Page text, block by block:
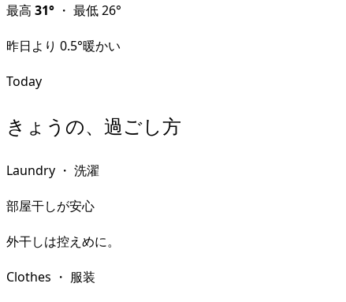
最高 31° ・ 最低26°
昨日より 0.5°暖かい
Today
きょうの、過ごし方
Laundry ・ 洗濯
部屋干しが安心
外干しは控えめに。
Clothes ・ 服装